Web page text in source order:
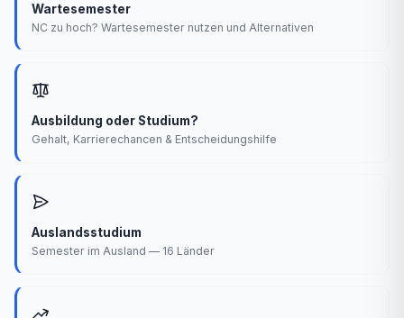
Wartesemester
NC zu hoch? Wartesemester nutzen und Alternativen
Ausbildung oder Studium?
Gehalt, Karrierechancen & Entscheidungshilfe
Auslandsstudium
Semester im Ausland — 16 Länder